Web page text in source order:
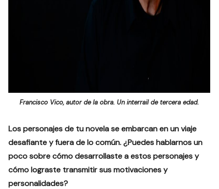
Francisco Vico, autor de la obra. Un interrail de tercera edad.
Los personajes de tu novela se embarcan en un viaje
desafiante y fuera de lo común. ¿Puedes hablarnos un
poco sobre cómo desarrollaste a estos personajes y
cómo lograste transmitir sus motivaciones y
personalidades?